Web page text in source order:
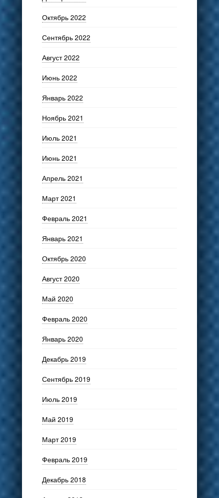
Октябрь 2022
Сентябрь 2022
Август 2022
Июнь 2022
Январь 2022
Ноябрь 2021
Июль 2021
Июнь 2021
Апрель 2021
Март 2021
Февраль 2021
Январь 2021
Октябрь 2020
Август 2020
Май 2020
Февраль 2020
Январь 2020
Декабрь 2019
Сентябрь 2019
Июль 2019
Май 2019
Март 2019
Февраль 2019
Декабрь 2018